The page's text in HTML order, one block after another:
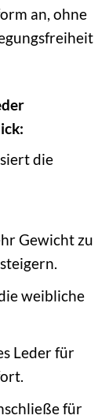
an, ohne
die
Gewicht zu
weibliche
Leder für
für